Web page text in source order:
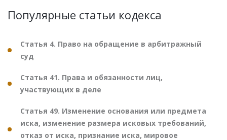
Популярные статьи кодекса
Статья 4. Право на обращение в арбитражный
суд
Статья 41. Права и обязанности лиц,
участвующих в деле
Статья 49. Изменение основания или предмета
иска, изменение размера исковых требований,
отказ от иска, признание иска, мировое